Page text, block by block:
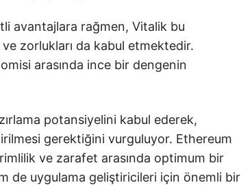
avantajlara rağmen, Vitalik bu
ve zorlukları da kabul etmektedir.
arasında ince bir dengenin
potansiyelini kabul ederek,
gerektiğini vurguluyor. Ethereum
ve zarafet arasında optimum bir
de uygulama geliştiricileri için önemli bir